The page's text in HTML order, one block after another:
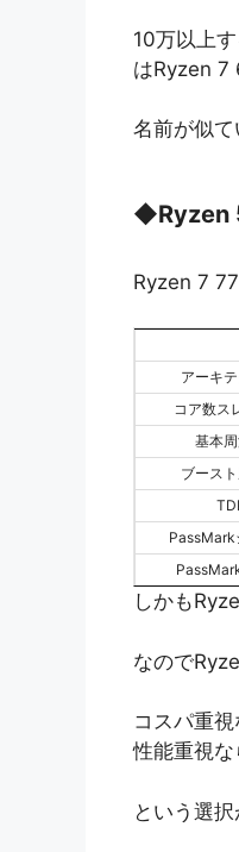
10万以上
はRyzen 7
名前が似て
◆Ryzen
Ryzen 7
アーキ
コア数ス
基本
ブース
PassMark
しかも
なので
コスパ重
性能重視
という選択